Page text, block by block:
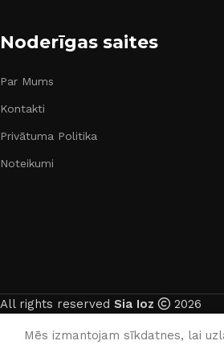
Noderīgas saites
Par Mums
Kontakti
Privātuma Politika
Noteikumi
All rights reserved Sia Ioz 2026
Mēs izmantojam sīkdatnes, lai